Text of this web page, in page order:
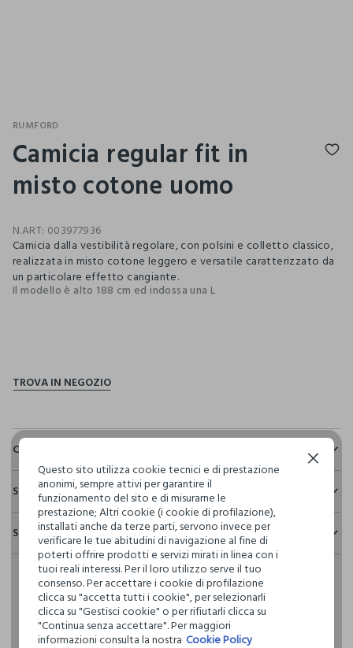
RUMFORD
Camicia regular fit in
misto cotone uomo
N.ART: 003977936
Camicia dalla vestibilità regolare, con polsini e colletto classico,
realizzata in misto cotone leggero e versatile caratterizzato da
un particolare effetto cangiante.
Il modello è alto 188 cm ed indossa una L
Composizione e cura
Composizione:
65% POLIESTERE,35% COTONE
NON CANDEGGIARE
TEMPERATURA MASSIMA 40°C - PROCEDURA DELICATA
LAVAGGIO A SECCO PROFESSIONALE CON
TETRACLOROETILENE E TUTTI I SOLVENTI INDICATI CON IL
Sostenibilità e trasparenza
Sicurezza
Il 100% dei nostri articoli viene sottoposto a test chimico-
fisici, per verificarne il rispetto dei limiti che abbiamo
definito per l’uso di sostanze chimiche, talvolta anche più
restrittivi rispetto a quelli previsti dalla normativa
internazionale.
Clicca qui per vedere i dettagli
Spedizione e resi
Hai fino a 30 giorni dalla consegna del tuo ordine online per
cambiare idea e restituire i prodotti che hai acquistato.
Questo sito utilizza cookie tecnici e di prestazione
anonimi, sempre attivi per garantire il
funzionamento del sito e di misurarne le
prestazione; Altri cookie (i cookie di profilazione),
installati anche da terze parti, servono invece per
verificare le tue abitudini di navigazione al fine di
poterti offrire prodotti e servizi mirati in linea con i
tuoi reali interessi. Per il loro utilizzo serve il tuo
consenso. Per accettare i cookie di profilazione
clicca su "accetta tutti i cookie", per selezionarli
clicca su "Gestisci cookie" o per rifiutarli clicca su
"Continua senza accettare". Per maggiori
informazioni consulta la nostra Cookie Policy
Continua senza accettare